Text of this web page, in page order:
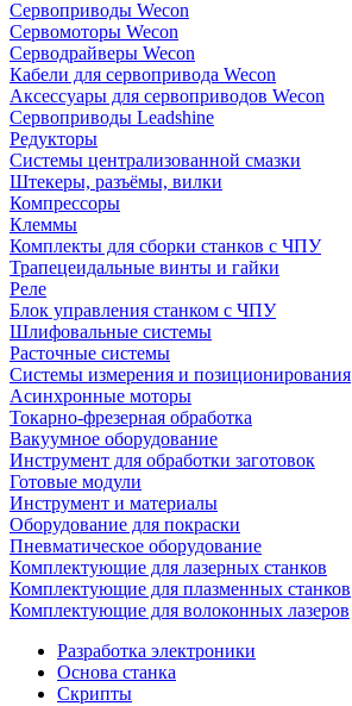
Сервоприводы Wecon
Сервомоторы Wecon
Серводрайверы Wecon
Кабели для сервопривода Wecon
Аксессуары для сервоприводов Wecon
Сервоприводы Leadshine
Редукторы
Системы централизованной смазки
Штекеры, разъёмы, вилки
Компрессоры
Клеммы
Комплекты для сборки станков с ЧПУ
Трапецеидальные винты и гайки
Реле
Блок управления станком с ЧПУ
Шлифовальные системы
Расточные системы
Системы измерения и позиционирования
Асинхронные моторы
Токарно-фрезерная обработка
Вакуумное оборудование
Инструмент для обработки заготовок
Готовые модули
Инструмент и материалы
Оборудование для покраски
Пневматическое оборудование
Комплектующие для лазерных станков
Комплектующие для плазменных станков
Комплектующие для волоконных лазеров
Разработка электроники
Основа станка
Скрипты